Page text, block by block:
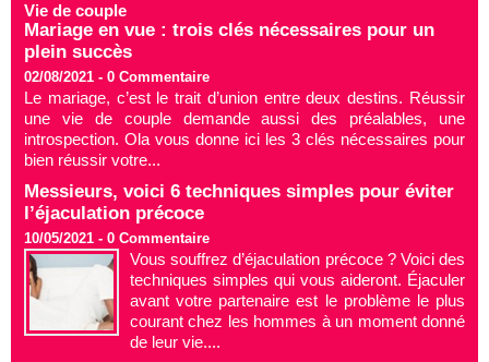
Vie de couple
Mariage en vue : trois clés nécessaires pour un
plein succès
02/08/2021 - 0 Commentaire
Le mariage, c’est le trait d’union entre deux destins. Réussir
une vie de couple demande aussi des préalables, une
introspection. Ola vous donne ici les 3 clés nécessaires pour
bien réussir votre...
Messieurs, voici 6 techniques simples pour éviter
l’éjaculation précoce
10/05/2021 - 0 Commentaire
Vous souffrez d’éjaculation précoce ? Voici des
techniques simples qui vous aideront. Éjaculer
avant votre partenaire est le problème le plus
courant chez les hommes à un moment donné
de leur vie....